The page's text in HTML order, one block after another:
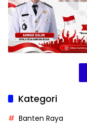
Kategori
Banten Raya